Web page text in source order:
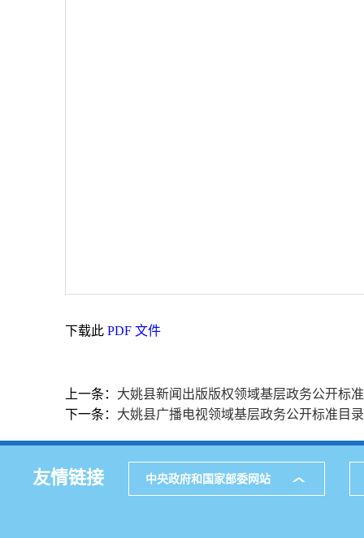
下载此 PDF 文件
上一条： 大姚县新闻出版版权领域基层政务公开标
下一条： 大姚县广播电视领域基层政务公开标准目录
友情链接 中央政府和国家部委网站